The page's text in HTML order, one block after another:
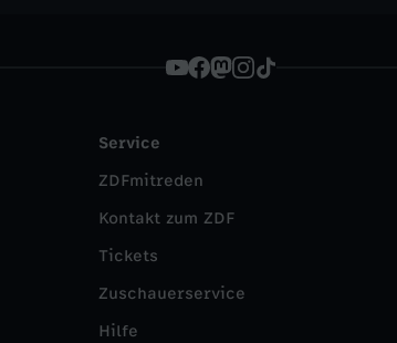
Service
ZDFmitreden
Kontakt zum ZDF
Tickets
Zuschauerservice
Hilfe